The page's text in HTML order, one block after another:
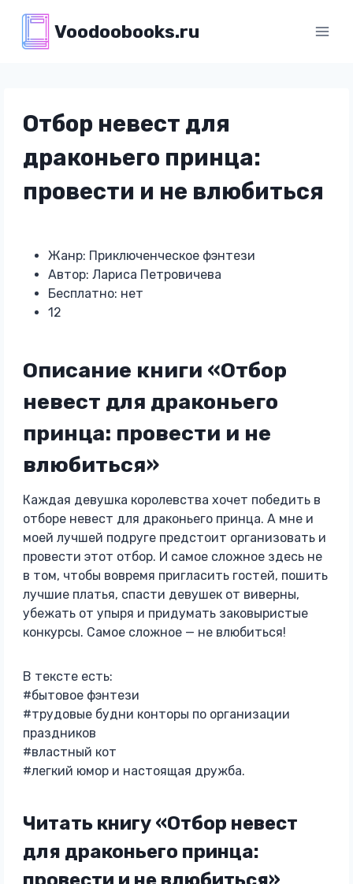
содержимому
Voodoobooks.ru
Отбор невест для
драконьего принца:
провести и не влюбиться
Жанр: Приключенческое фэнтези
Автор: Лариса Петровичева
Бесплатно: нет
12
Описание книги «Отбор
невест для драконьего
принца: провести и не
влюбиться»
Каждая девушка королевства хочет победить в
отборе невест для драконьего принца. А мне и
моей лучшей подруге предстоит организовать и
провести этот отбор. И самое сложное здесь не
в том, чтобы вовремя пригласить гостей, пошить
лучшие платья, спасти девушек от виверны,
убежать от упыря и придумать заковыристые
конкурсы. Самое сложное — не влюбиться!
В тексте есть:
#бытовое фэнтези
#трудовые будни конторы по организации
праздников
#властный кот
#легкий юмор и настоящая дружба.
Читать книгу «Отбор невест
для драконьего принца: